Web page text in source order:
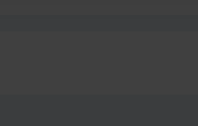
– Grünspecht” te beoordelen